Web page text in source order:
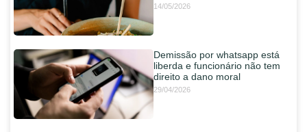
14/05/2026
Demissão por whatsapp está
liberda e funcionário não tem
direito a dano moral
29/04/2026